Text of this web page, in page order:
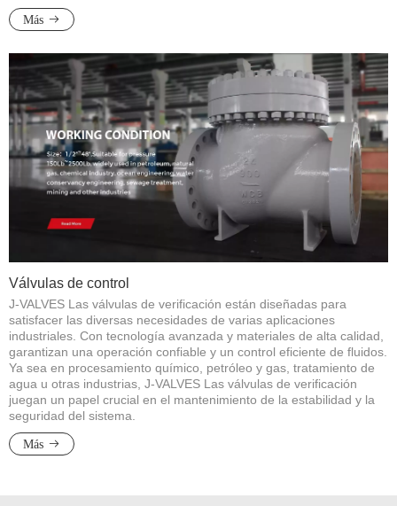
Más
Válvulas de control
J-VALVES Las válvulas de verificación están diseñadas para
satisfacer las diversas necesidades de varias aplicaciones
industriales. Con tecnología avanzada y materiales de alta calidad,
garantizan una operación confiable y un control eficiente de fluidos.
Ya sea en procesamiento químico, petróleo y gas, tratamiento de
agua u otras industrias, J-VALVES Las válvulas de verificación
juegan un papel crucial en el mantenimiento de la estabilidad y la
seguridad del sistema.
Más